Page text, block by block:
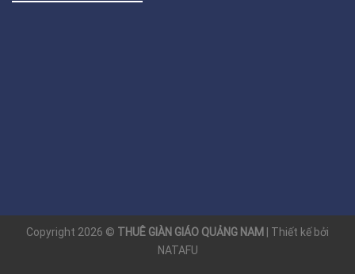
Copyright 2026 © THUÊ GIÀN GIÁO QUẢNG NAM
| Thiết kế bởi
NATAFU